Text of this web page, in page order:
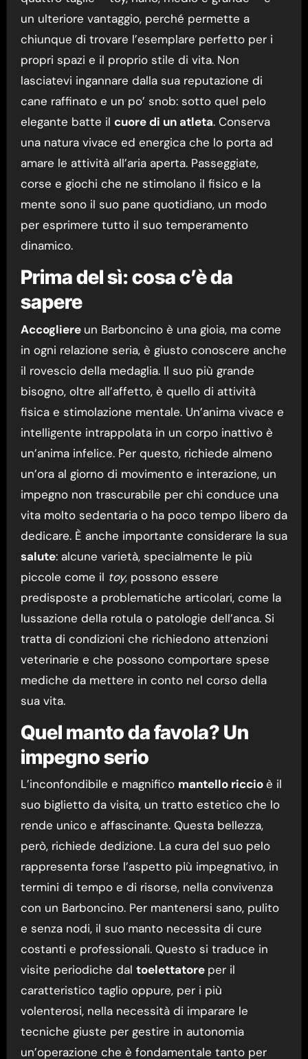
un ulteriore vantaggio, perché permette a
chiunque di trovare l’esemplare perfetto per i
propri spazi e il proprio stile di vita. Non
lasciatevi ingannare dalla sua reputazione di
cane raffinato e un po’ snob: sotto quel pelo
elegante batte il cuore di un atleta. Conserva
una natura vivace ed energica che lo porta ad
amare le attività all’aria aperta. Passeggiate,
corse e giochi che ne stimolano il fisico e la
mente sono il suo pane quotidiano, un modo
per esprimere tutto il suo temperamento
dinamico.
Prima del sì: cosa c’è da
sapere
Accogliere un Barboncino è una gioia, ma come
in ogni relazione seria, è giusto conoscere anche
il rovescio della medaglia. Il suo più grande
bisogno, oltre all’affetto, è quello di attività
fisica e stimolazione mentale. Un’anima vivace e
intelligente intrappolata in un corpo inattivo è
un’anima infelice. Per questo, richiede almeno
un’ora al giorno di movimento e interazione, un
impegno non trascurabile per chi conduce una
vita molto sedentaria o ha poco tempo libero da
dedicare. È anche importante considerare la sua
salute: alcune varietà, specialmente le più
piccole come il toy, possono essere
predisposte a problematiche articolari, come la
lussazione della rotula o patologie dell’anca. Si
tratta di condizioni che richiedono attenzioni
veterinarie e che possono comportare spese
mediche da mettere in conto nel corso della
sua vita.
Quel manto da favola? Un
impegno serio
L’inconfondibile e magnifico mantello riccioè il
suo biglietto da visita, un tratto estetico che lo
rende unico e affascinante. Questa bellezza,
però, richiede dedizione. La cura del suo pelo
rappresenta forse l’aspetto più impegnativo, in
termini di tempo e di risorse, nella convivenza
con un Barboncino. Per mantenersi sano, pulito
e senza nodi, il suo manto necessita di cure
costanti e professionali. Questo si traduce in
visite periodiche dal toelettatore per il
caratteristico taglio oppure, per i più
volenterosi, nella necessità di imparare le
tecniche giuste per gestire in autonomia
un’operazione che è fondamentale tanto per